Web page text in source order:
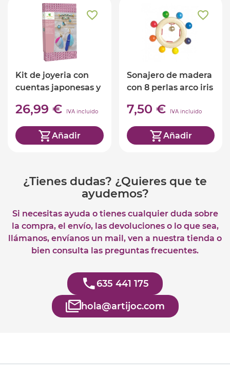
Kit de joyeria con
cuentas japonesas y
26,99 € IVA incluido
Añadir
Sonajero de madera
con 8 perlas arco iris
7,50 € IVA incluido
Añadir
¿Tienes dudas? ¿Quieres que te
ayudemos?
Si necesitas ayuda o tienes cualquier duda sobre
la compra, el envío, las devoluciones o lo que sea,
llámanos, envíanos un mail, ven a nuestra tienda o
bien consulta las preguntas frecuentes.
635 441 175
hola@artijoc.com